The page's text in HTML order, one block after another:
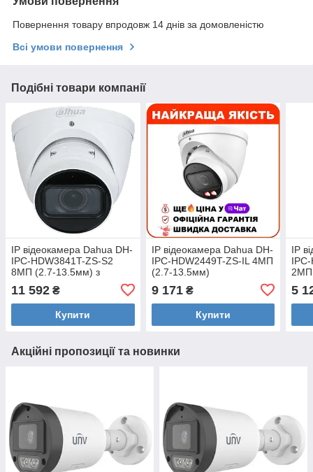
Повернення товару впродовж 14 днів за домовленістю
Всі умови повернення
Подібні товари компанії
IP відеокамера Dahua DH-
IPC-HDW3841T-ZS-S2
8МП (2.7-13.5мм) з
11 592 ₴
Купити
IP відеокамера Dahua DH-
IPC-HDW2449T-ZS-IL 4МП
(2.7-13.5мм)
9 171₴
Купити
IP
2МП
5
Акційні пропозиції та новинки